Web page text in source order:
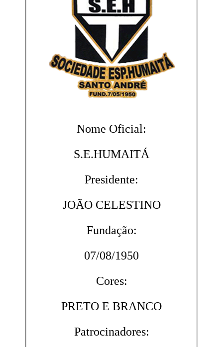
Nome Oficial:
S.E.HUMAITÁ
Presidente:
JOÃO CELESTINO
Fundação:
07/08/1950
Cores:
PRETO E BRANCO
Patrocinadores: